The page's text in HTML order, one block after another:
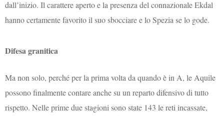
dall’inizio. Il carattere aperto e la presenza del connazionale Ekdal
hanno certamente favorito il suo sbocciare e lo Spezia se lo gode.
Difesa granitica
Ma non solo, perché per la prima volta da quando è in A, le Aquile
possono finalmente contare anche su un reparto difensivo di tutto
rispetto. Nelle prime due stagioni sono state 143 le reti incassate,